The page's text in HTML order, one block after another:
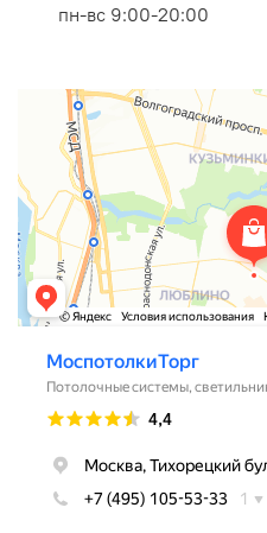
пн-вс 9:00-20:00